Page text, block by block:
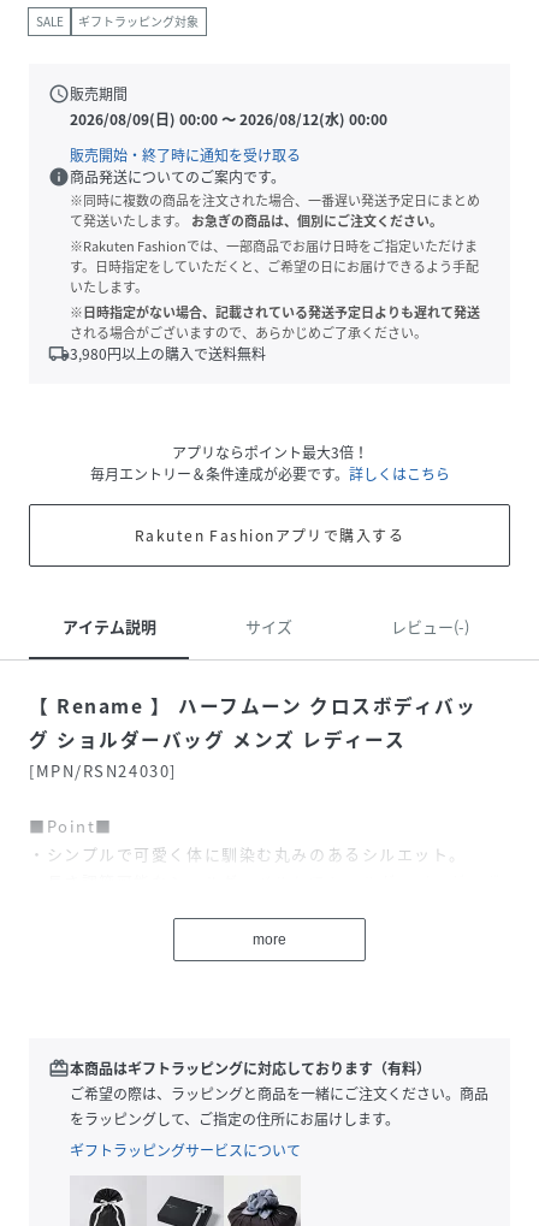
SALE ギフトラッピング対象
schedule販売期間
2026/08/09(日) 00:00〜2026/08/12(水) 00:00
販売開始・終了時に通知を受け取る
info商品発送についてのご案内です。
※同時に複数の商品を注文された場合、一番遅い発送予定日にまとめ
て発送いたします。
お急ぎの商品は、個別にご注文ください。
※Rakuten Fashionでは、一部商品でお届け日時をご指定いただけま
す。日時指定をしていただくと、ご希望の日にお届けできるよう手配
いたします。
※日時指定がない場合、記載されている発送予定日よりも遅れて発送
される場合がございますので、あらかじめご了承ください。
local_shipping3,980円以上の購入で送料無料
アプリならポイント最大3倍！
毎月エントリー＆条件達成が必要です。 詳しくはこちら
Rakuten Fashionアプリで購入する
アイテム説明 サイズ レビュー(-)
【 Rename 】 ハーフムーン クロスボディバッ
グ ショルダーバッグ メンズ レディース
[MPN/RSN24030]
■Point■
・シンプルで可愛く体に馴染む丸みのあるシルエット。
・見た目はコンパクトでも必要な物はすっぽり収納可能で
余計なものを排除したスタイリッシュなデザインと実用性を
兼ね備えている逸品。
年齢性別問わずお使いいただけ、カジュアルからビジネスシ
ーンまで幅広く対応。
男女問わずお使いいただけるユニセックスデザインに仕上げ
ておりご家族やカップルでもご利用頂けます。
more
redeem本商品はギフトラッピングに対応しております（有料）
ご希望の際は、ラッピングと商品を一緒にご注文ください。商品
をラッピングして、ご指定の住所にお届けします。
ギフトラッピングサービスについて